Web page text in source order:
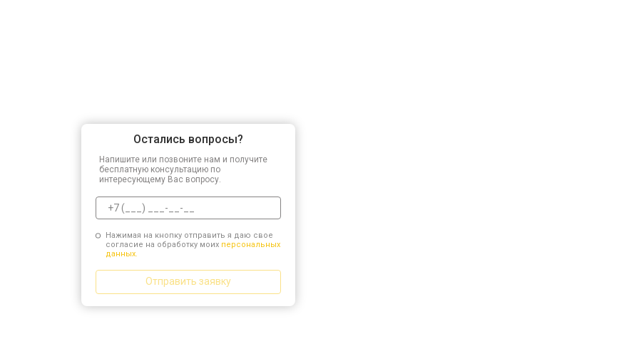
Остались вопросы?
Напишите или позвоните нам и получите
бесплатную консультацию по
интересующему Вас вопросу.
Нажимая на кнопку отправить я даю свое
согласие на обработку моих персональных
данных.
Отправить заявку